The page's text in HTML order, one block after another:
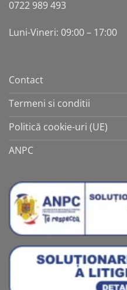
0722 989 493
Luni-Vineri: 09:00 – 17:00
Contact
Termeni si conditii
Politică cookie-uri (UE)
ANPC